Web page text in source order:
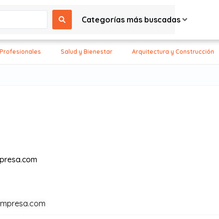
Categorías más buscadas
Salud y Bienestar Arquitectura y Construcción